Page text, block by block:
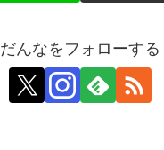
だんなをフォローする